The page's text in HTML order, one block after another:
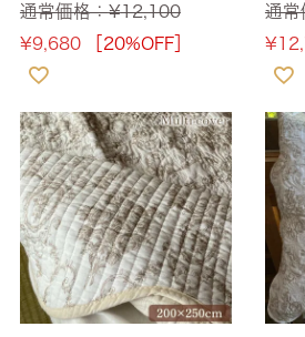
通常価格：¥12,100
¥9,680 ［20%OFF］
通常
¥